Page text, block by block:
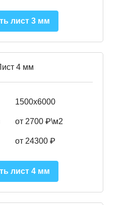
лист 3 мм
4 мм
1500х6000
от 2700 ₽\м2
от 24300 ₽
лист 4 мм